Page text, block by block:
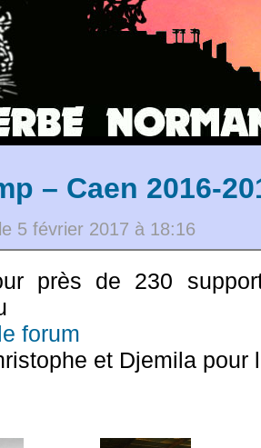
– Caen 2016-
5 février 2017 à 18:16
près de 230
forum
et Djemila pour